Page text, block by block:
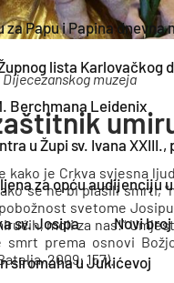
Papu i Papina dnevna
lista Karlovačkog
Berchmana Leidenix
u Župi sv. Ivana XXIII.,
za opću audijenciju
sv. Josipa Novi
siromaha u Jukićevoj
muzeja
je Crkva svjesna
se ne bi plašili smrti,
svetome
moli za nas!“
prema osnovi
2009: 157).